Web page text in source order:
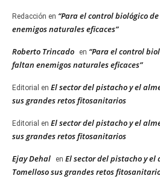
Redacción en “Para el control biológico
enemigos naturales eficaces”
Roberto Trincado en “Para el control
faltan enemigos naturales eficaces”
Editorial en El sector del pistacho y el
sus grandes retos fitosanitarios
Editorial en El sector del pistacho y el
sus grandes retos fitosanitarios
Ejay Dehal en El sector del pistacho y
Tomelloso sus grandes retos